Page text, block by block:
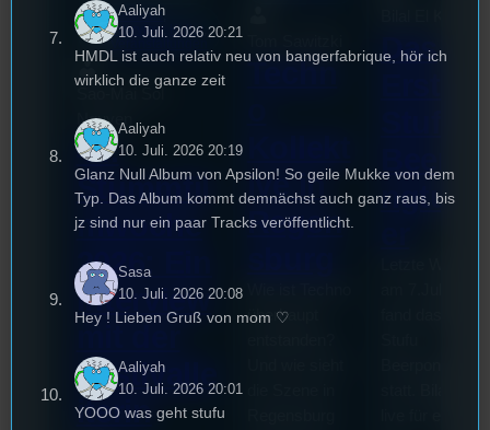
Festivals
Interview
Kultur ,
Sao-Mai Sol
Nguyen
44.
Stummfil
mwoche
2026: Ein
Interview
mit der
Festivalle
iterin
Techn
ive in
Regen
überhaupt
Das
Beerpo
ngturni
Aaliyah
10. Juli. 2026 20:21
HMDL ist auch relativ neu von bangerfabrique, hör ich
wirklich die ganze zeit
Aaliyah
10. Juli. 2026 20:19
Glanz Null Album von Apsilon! So geile Mukke von dem
Typ. Das Album kommt demnächst auch ganz raus, bis
jz sind nur ein paar Tracks veröffentlicht.
Sasa
10. Juli. 2026 20:08
Hey ! Lieben Gruß von mom ♡
Aaliyah
10. Juli. 2026 20:01
YOOO was geht stufu